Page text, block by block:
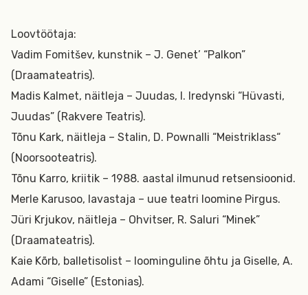
Loovtöötaja:
Vadim Fomitšev, kunstnik – J. Genet’ “Palkon”
(Draamateatris).
Madis Kalmet, näitleja – Juudas, I. Iredynski “Hüvasti,
Juudas” (Rakvere Teatris).
Tõnu Kark, näitleja – Stalin, D. Pownalli “Meistriklass“
(Noorsooteatris).
Tõnu Karro, kriitik – 1988. aastal ilmunud retsensioonid.
Merle Karusoo, lavastaja – uue teatri loomine Pirgus.
Jüri Krjukov, näitleja – Ohvitser, R. Saluri “Minek”
(Draamateatris).
Kaie Kõrb, balletisolist – loominguline õhtu ja Giselle, A.
Adami “Giselle” (Estonias).